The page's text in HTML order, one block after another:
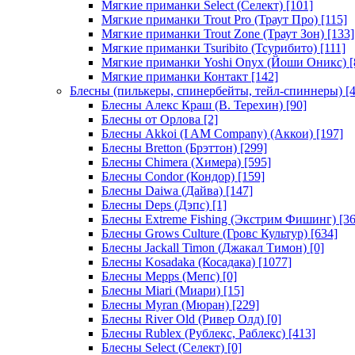
Мягкие приманки Select (Селект) [101]
Мягкие приманки Trout Pro (Траут Про) [115]
Мягкие приманки Trout Zone (Траут Зон) [133]
Мягкие приманки Tsuribito (Тсурибито) [111]
Мягкие приманки Yoshi Onyx (Йоши Оникс)
Мягкие приманки Контакт [142]
Блесны (пилькеры, спинербейты, тейл-спиннеры)
Блесны Алекс Краш (В. Терехин) [90]
Блесны от Орлова [2]
Блесны Akkoi (I AM Company) (Аккои) [197]
Блесны Bretton (Брэттон) [299]
Блесны Chimera (Химера) [595]
Блесны Condor (Кондор) [159]
Блесны Daiwa (Дайва) [147]
Блесны Deps (Дэпс) [1]
Блесны Extreme Fishing (Экстрим Фишинг)
Блесны Grows Culture (Гровс Культур) [634]
Блесны Jackall Timon (Джакал Тимон) [0]
Блесны Kosadaka (Косадака) [1077]
Блесны Mepps (Мепс) [0]
Блесны Miari (Миари) [15]
Блесны Myran (Мюран) [229]
Блесны River Old (Ривер Олд) [0]
Блесны Rublex (Рублекс, Раблекс) [413]
Блесны Select (Селект) [0]